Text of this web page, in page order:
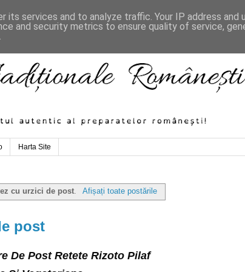
Harta Site
cu urzici de post. Afișați toate postările
post
De Post Retete Rizoto Pilaf
its services and to analyze traffic. Your IP address and
and security metrics to ensure quality of service,